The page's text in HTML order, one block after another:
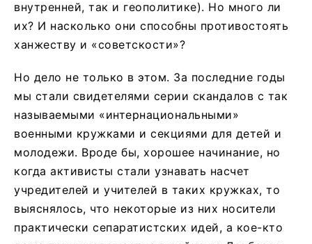
внутренней, так и геополитике). Но много ли
их? И насколько они способны противостоять
ханжеству и «советскости»?
Но дело не только в этом. За последние годы
мы стали свидетелями серии скандалов с так
называемыми «интернациональными»
военными кружками и секциями для детей и
молодежи. Вроде бы, хорошее начинание, но
когда активисты стали узнавать насчет
учредителей и учителей в таких кружках, то
выяснялось, что некоторые из них носители
практически сепаратистских идей, а кое-кто